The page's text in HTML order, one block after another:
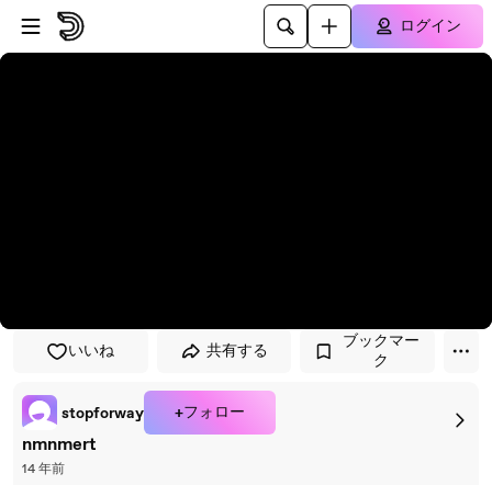
プレイヤーにスキップ
メインコンテンツにスキップ
ログイン
いいね 共有する
ブックマー
ク
stopforway +フォロー
nmnmert
14 年前